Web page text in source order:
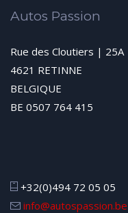
Autos Passion
Rue des Cloutiers | 25A
4621 RETINNE
BELGIQUE
BE 0507 764 415
+32(0)494 72 05 05
info@autospassion.be